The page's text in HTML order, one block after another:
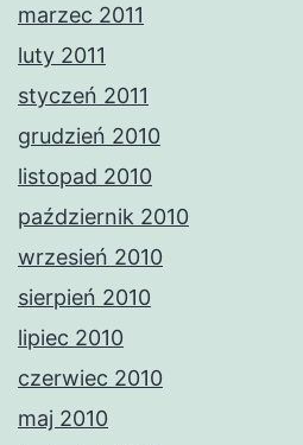
marzec 2011
luty 2011
styczeń 2011
grudzień 2010
listopad 2010
październik 2010
wrzesień 2010
sierpień 2010
lipiec 2010
czerwiec 2010
maj 2010